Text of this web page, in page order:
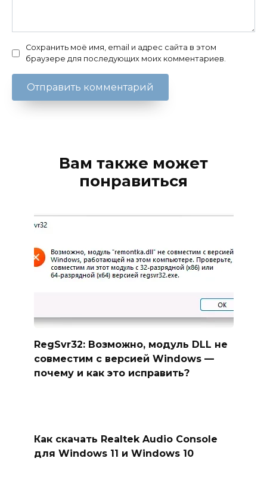
Сохранить моё имя, email и адрес сайта в этом
браузере для последующих моих комментариев.
Вам также может
понравиться
RegSvr32: Возможно, модуль DLL не
совместим с версией Windows —
почему и как это исправить?
Как скачать Realtek Audio Console
для Windows 11 и Windows 10